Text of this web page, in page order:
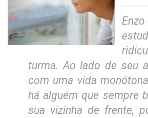
turma. Ao lado de seu
com uma vida
há alguém que sempre
sua vizinha de frente,